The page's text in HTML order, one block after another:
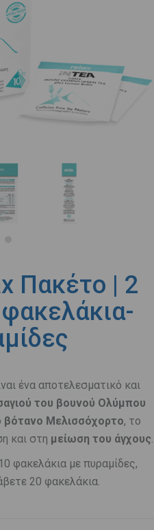
Πακέτο | 2
ένα αποτελεσματικό και
του βουνού Ολύμπου
βότανο Μελισσόχορτο, το
και στη μείωση του άγχους
φακελάκια με πυραμίδες,
20 φακελάκια.